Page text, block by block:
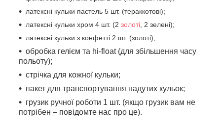
латексні кульки пастель 5 шт. (тераккотові);
латексні кульки хром 4 шт. (2 золоті , 2 зелені);
латексні кульки з конфетті 2 шт. (золоті);
обробка гелієм та hi-float (для збільшення часу
польоту);
стрічка для кожної кульки;
пакет для транспортування надутих кульок;
грузик ручної роботи 1 шт. (якщо грузик вам не
потрібен – повідомте нас про це).